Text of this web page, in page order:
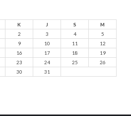
K J S
M
2 3 4
5
9 10 11
12
16 17 18
19
23 24 25
26
30 31